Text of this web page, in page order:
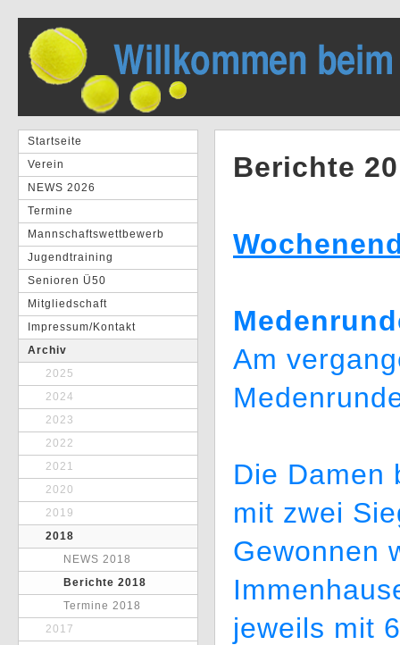
Startseite
Verein
NEWS 2026
Termine
Mannschaftswettbewerb
Jugendtraining
Senioren Ü50
Mitgliedschaft
Impressum/Kontakt
Archiv
2025
2024
2023
2022
2021
2020
2019
2018
NEWS 2018
Berichte 2018
Termine 2018
2017
Berichte
Am
Die Damen
mit zwei
Gewonnen
jeweils mit